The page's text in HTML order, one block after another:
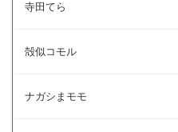
寺田てら
殻似コモル
ナガシまモモ